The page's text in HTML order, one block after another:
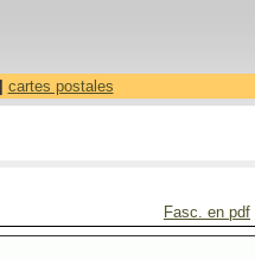
cartes postales
Fasc. en pdf